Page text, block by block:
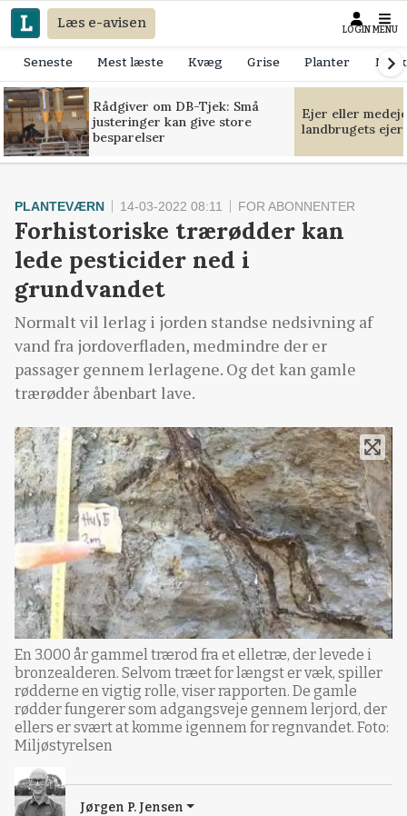
Læs e-avisen LOGIN MENU
Seneste Mest læste Kvæg Grise Planter
Rådgiver om DB-Tjek: Små
justeringer kan give store
besparelser
Ejer eller
landbrugets
PLANTEVÆRN 14-03-2022 08:11 FOR ABONNENTER
Forhistoriske trærødder kan
lede pesticider ned i
grundvandet
Normalt vil lerlag i jorden standse nedsivning af
vand fra jordoverfladen, medmindre der er
passager gennem lerlagene. Og det kan gamle
trærødder åbenbart lave.
En 3.000 år gammel trærod fra et elletræ, der levede i
bronzealderen. Selvom træet for længst er væk, spiller
rødderne en vigtig rolle, viser rapporten. De gamle
rødder fungerer som adgangsveje gennem lerjord, der
ellers er svært at komme igennem for regnvandet. Foto:
Miljøstyrelsen
Jørgen P. Jensen